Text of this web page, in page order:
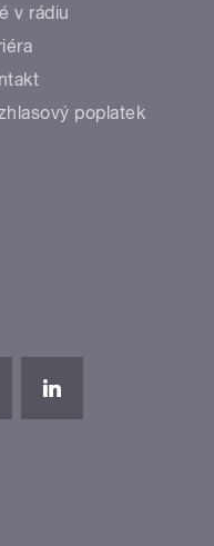
v rádiu
poplatek